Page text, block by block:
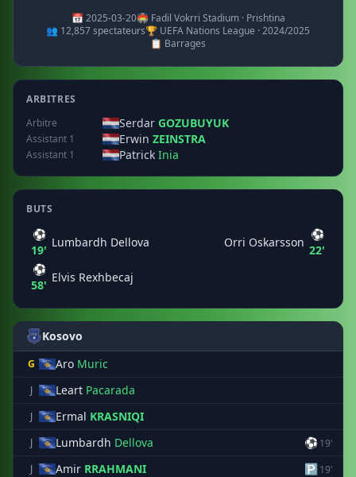
📅 2025-03-20🏟️ Fadil Vokrri Stadium · Prishtina
👥 12,857 spectateurs🏆 UEFA Nations League · 2024/2025
📋 Barrages
ARBITRES
Arbitre
Serdar GOZUBUYUK
Assistant 1 Erwin ZEINSTRA
Assistant 1 Patrick Inia
BUTS
⚽
19'
Lumbardh Dellova
⚽
58'
Elvis Rexhbecaj
Orri Oskarsson
⚽
22'
Kosovo
G Aro Muric
J Leart Pacarada
J Ermal KRASNIQI
J Lumbardh Dellova ⚽ 19'
J
Amir RRAHMANI 🅿19'